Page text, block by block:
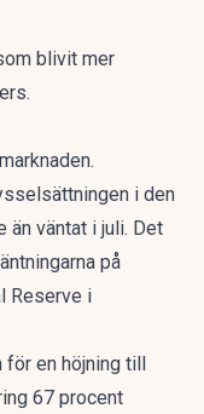
blivit mer
i den
än väntat i juli. Det
på
Reserve i
för en höjning till
67 procent